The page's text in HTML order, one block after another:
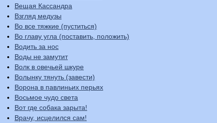
Вещая Кассандра
Взгляд медузы
Во все тяжкие (пуститься)
Во главу угла (поставить, положить)
Водить за нос
Воды не замутит
Волк в овечьей шкуре
Волынку тянуть (завести)
Ворона в павлиньих перьях
Восьмое чудо света
Вот где собака зарыта!
Врачу, исцелился сам!